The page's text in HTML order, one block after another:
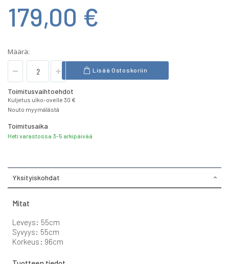
179,00 €
Määrä:
Lisää Ostoskoriin
Toimitusvaihtoehdot
Kuljetus ulko-ovelle 30 €
Nouto myymälästä
Toimitusaika
Heti varastossa 3-5 arkipäivää
Yksityiskohdat
Mitat
Leveys: 55cm
Syvyys: 55cm
Korkeus: 96cm